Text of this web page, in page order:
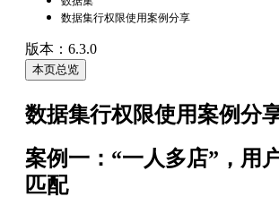
数据集行权限使用案例分享
版本：6.3.0
本页总览
数据集行权限使用案例分
案例一：“一人多店”，用
匹配